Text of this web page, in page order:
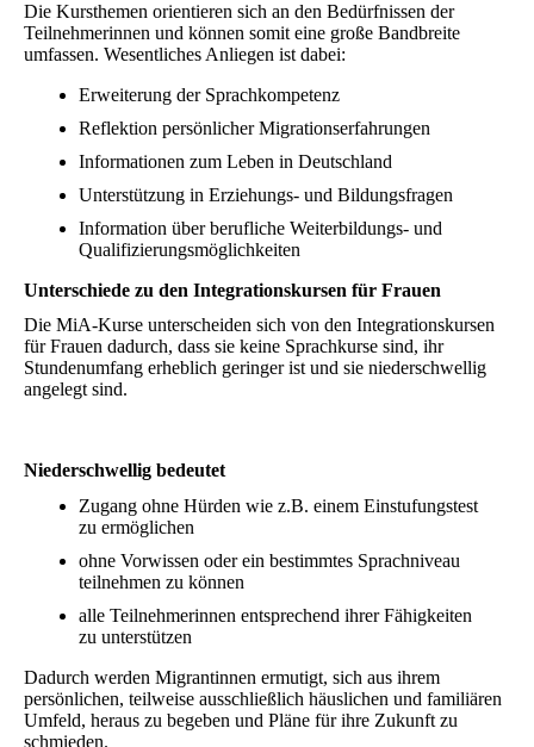
Die Kursthemen orientieren sich an den Bedürfnissen der
Teilnehmerinnen und können somit eine große Bandbreite
umfassen. Wesentliches Anliegen ist dabei:
Erweiterung der Sprachkompetenz
Reflektion persönlicher Migrationserfahrungen
Informationen zum Leben in Deutschland
Unterstützung in Erziehungs- und Bildungsfragen
Information über berufliche Weiterbildungs- und
Qualifizierungsmöglichkeiten
Unterschiede zu den Integrationskursen für Frauen
Die MiA-Kurse unterscheiden sich von den Integrationskursen
für Frauen dadurch, dass sie keine Sprachkurse sind, ihr
Stundenumfang erheblich geringer ist und sie niederschwellig
angelegt sind.
Niederschwellig bedeutet
Zugang ohne Hürden wie z.B. einem Einstufungstest
zu ermöglichen
ohne Vorwissen oder ein bestimmtes Sprachniveau
teilnehmen zu können
alle Teilnehmerinnen entsprechend ihrer Fähigkeiten
zu unterstützen
Dadurch werden Migrantinnen ermutigt, sich aus ihrem
persönlichen, teilweise ausschließlich häuslichen und familiären
Umfeld, heraus zu begeben und Pläne für ihre Zukunft zu
schmieden.